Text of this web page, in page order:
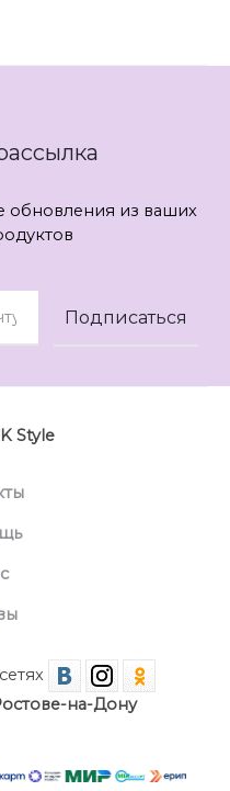
обновления из ваших
Style
на-Дону